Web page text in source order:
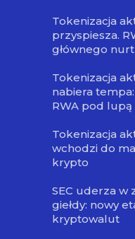
Tokenizacja
przyspiesza.
głównego
Tokenizacja
nabiera
RWA pod lupą
Tokenizacja
wchodzi do
krypto
SEC uderza w
giełdy: nowy
kryptowalut